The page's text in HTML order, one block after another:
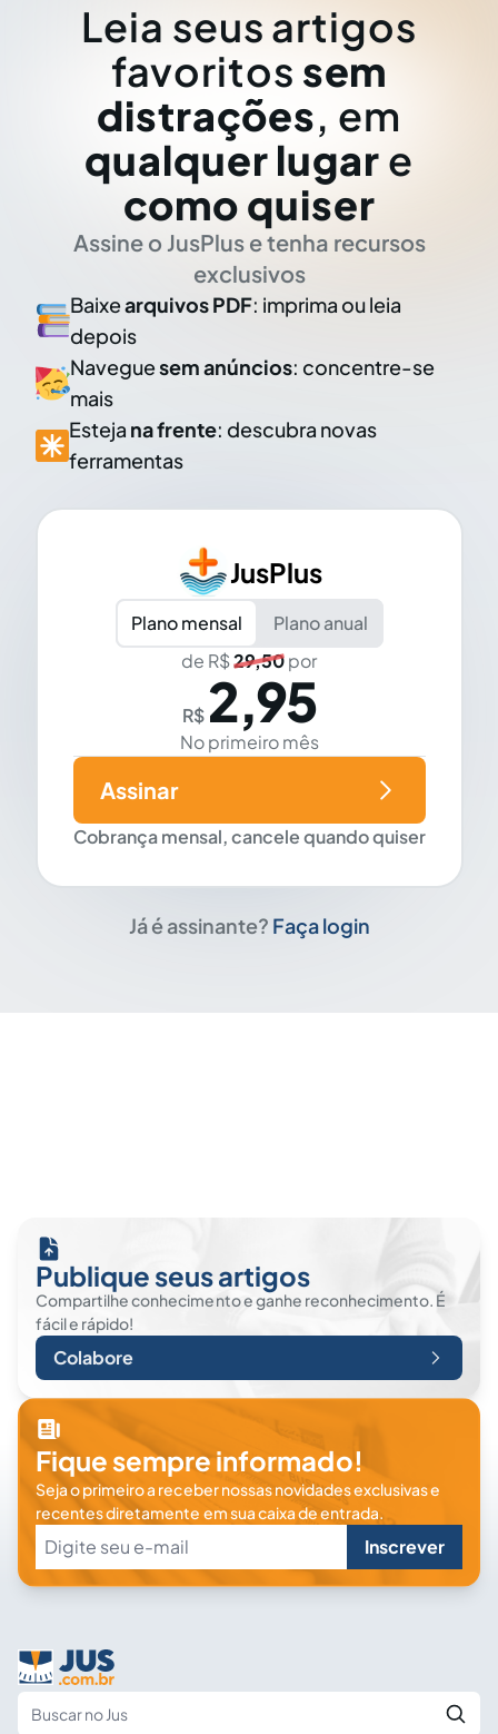
Leia seus artigos
favoritos sem
distrações, em
qualquer lugar e
como quiser
Assine o JusPlus e tenha recursos
exclusivos
Baixearquivos PDF: imprima ou leia
depois
Naveguesem anúncios: concentre-se
mais
Esteja na frente: descubra novas
ferramentas
JusPlus
Plano mensal
Plano anual
de R$29,50por
R$ 2,95
No primeiro mês
Cobrança mensal, cancele quando quiser
Assinar
Já é assinante? Faça login
Publique seus artigos
Compartilhe conhecimento e ganhe reconhecimento. É
fácil e rápido!
Colabore
Fique sempre informado!
Seja o primeiro a receber nossas novidades exclusivas e
recentes diretamente em sua caixa de entrada.
Inscrever